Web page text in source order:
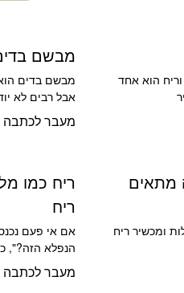
הוא אחד
מבשם
מבשם בדים
אבל רבים לא
מעבר לכתבה
מתאים
ומכשיר ריח
ריח כמו
ריח
אם אי פעם
הנפלא הזה?",
מעבר לכתבה